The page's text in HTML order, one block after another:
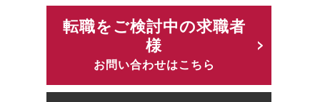
転職をご検討中の求職者
様
お問い合わせはこちら